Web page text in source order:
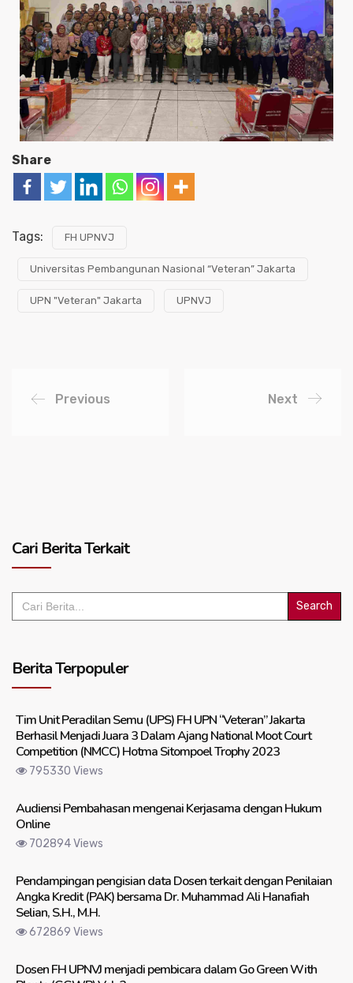
Share
Tags: FH UPNVJ
Universitas Pembangunan Nasional “Veteran” Jakarta
UPN "Veteran" Jakarta UPNVJ
Previous Next
Cari Berita Terkait
Search
for:
Berita Terpopuler
Tim Unit Peradilan Semu (UPS) FH UPN “Veteran” Jakarta
Berhasil Menjadi Juara 3 Dalam Ajang National Moot Court
Competition (NMCC) Hotma Sitompoel Trophy 2023
795330 Views
Audiensi Pembahasan mengenai Kerjasama dengan Hukum
Online
702894 Views
Pendampingan pengisian data Dosen terkait dengan Penilaian
Angka Kredit (PAK) bersama Dr. Muhammad Ali Hanafiah
Selian, S.H., M.H.
672869 Views
Dosen FH UPNVJ menjadi pembicara dalam Go Green With